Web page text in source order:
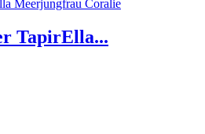
TapirElla...